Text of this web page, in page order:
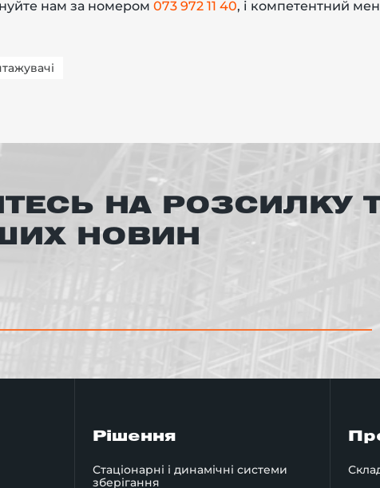
нам за номером 073 972 11 40, і компетентний
НА РОЗСИЛКУ
НОВИН
Рішення
Стаціонарні і динамічні системи
зберігання